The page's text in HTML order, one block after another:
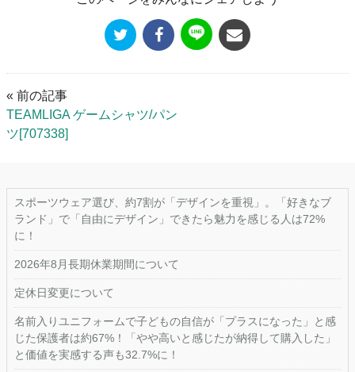
« 前の記事
TEAMLIGA ゲームシャツ/パン
ツ[707338]
スポーツウェア選び、約7割が「デザインを重視」。「好きなブ
ランド」で「自由にデザイン」できたら魅力を感じる人は72%
に！
2026年8月長期休業期間について
定休日変更について
名前入りユニフォームで子どもの自信が「プラスになった」と感
じた保護者は約67%！「やや高いと感じたが納得して購入した」
と価値を実感する声も32.7%に！